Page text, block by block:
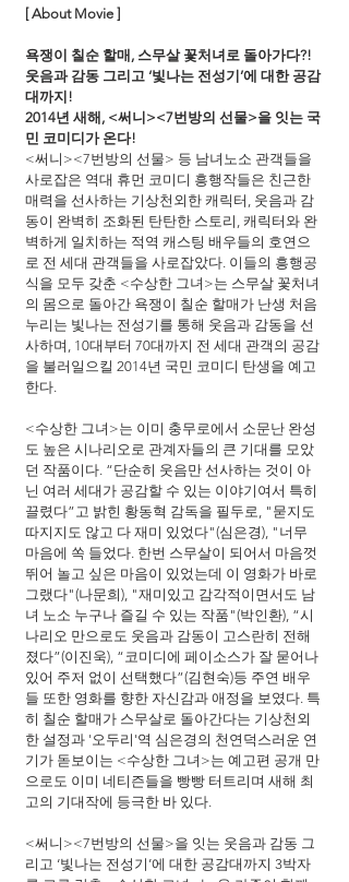
[ About Movie ]
욕쟁이 칠순 할매, 스무살 꽃처녀로 돌아가다?!
웃음과 감동 그리고 ‘빛나는 전성기’에 대한 공감
대까지!
2014년 새해, <써니><7번방의 선물>을 잇는 국
민 코미디가 온다!
<써니><7번방의 선물> 등 남녀노소 관객들을
사로잡은 역대 휴먼 코미디 흥행작들은 친근한
매력을 선사하는 기상천외한 캐릭터, 웃음과 감
동이 완벽히 조화된 탄탄한 스토리, 캐릭터와 완
벽하게 일치하는 적역 캐스팅 배우들의 호연으
로 전 세대 관객들을 사로잡았다. 이들의 흥행공
식을 모두 갖춘 <수상한 그녀>는 스무살 꽃처녀
의 몸으로 돌아간 욕쟁이 칠순 할매가 난생 처음
누리는 빛나는 전성기를 통해 웃음과 감동을 선
사하며, 10대부터 70대까지 전 세대 관객의 공감
을 불러일으킬 2014년 국민 코미디 탄생을 예고
한다.
<수상한 그녀>는 이미 충무로에서 소문난 완성
도 높은 시나리오로 관계자들의 큰 기대를 모았
던 작품이다. “단순히 웃음만 선사하는 것이 아
닌 여러 세대가 공감할 수 있는 이야기여서 특히
끌렸다”고 밝힌 황동혁 감독을 필두로, "묻지도
따지지도 않고 다 재미 있었다"(심은경), "너무
마음에 쏙 들었다. 한번 스무살이 되어서 마음껏
뛰어 놀고 싶은 마음이 있었는데 이 영화가 바로
그랬다"(나문희), "재미있고 감각적이면서도 남
녀 노소 누구나 즐길 수 있는 작품"(박인환), “시
나리오 만으로도 웃음과 감동이 고스란히 전해
졌다”(이진욱), “코미디에 페이소스가 잘 묻어나
있어 주저 없이 선택했다”(김현숙)등 주연 배우
들 또한 영화를 향한 자신감과 애정을 보였다. 특
히 칠순 할매가 스무살로 돌아간다는 기상천외
한 설정과 '오두리'역 심은경의 천연덕스러운 연
기가 돋보이는 <수상한 그녀>는 예고편 공개 만
으로도 이미 네티즌들을 빵빵 터트리며 새해 최
고의 기대작에 등극한 바 있다.
<써니><7번방의 선물>을 잇는 웃음과 감동 그
리고 ‘빛나는 전성기’에 대한 공감대까지 3박자